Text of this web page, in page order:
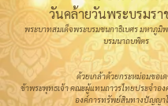
วันคล้ายวันพระบรมร
พระบาทสมเด็จพระบรมชนกาธิเบศร มหาภูมิ
บรมนาถบพิตร
ด้วยเกล้าด้วยกระหม่อมขอเ
ข้าพระพุทธเจ้า คณะผู้แทนถาวรไทยประจำอง
องค์การทรัพย์สินทางปัญญา